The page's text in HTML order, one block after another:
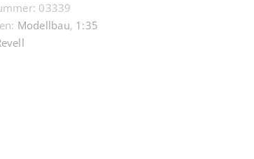
03339
Modellbau, 1:35